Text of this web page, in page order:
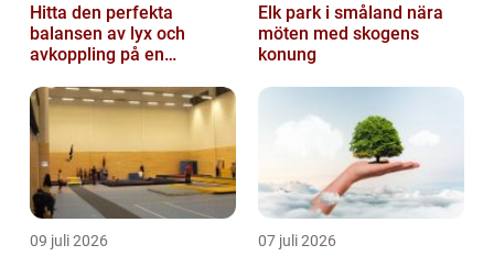
Hitta den perfekta
balansen av lyx och
avkoppling på en
Östermalm
Elk park i småland nära
möten med skogens
konung
09 juli 2026 07 juli 2026